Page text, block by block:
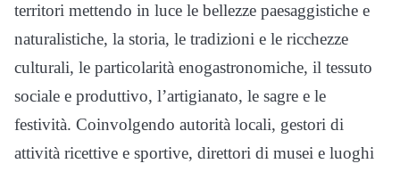
territori mettendo in luce le bellezze paesaggistiche e
naturalistiche, la storia, le tradizioni e le ricchezze
culturali, le particolarità enogastronomiche, il tessuto
sociale e produttivo, l’artigianato, le sagre e le
festività. Coinvolgendo autorità locali, gestori di
attività ricettive e sportive, direttori di musei e luoghi